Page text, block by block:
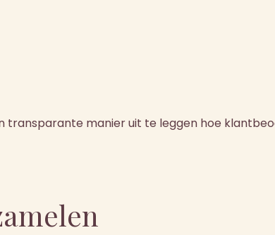
transparante manier uit te leggen hoe